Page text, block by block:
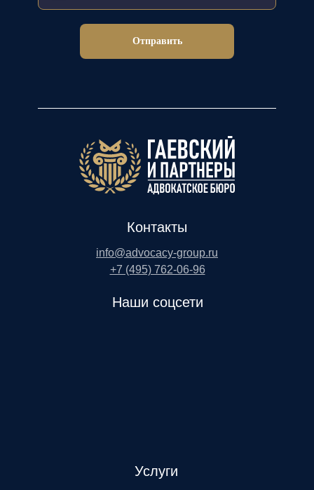
Отправить
Наши соцсети
Услуги
Контакты
info@advocacy-group.ru
+7 (495) 762-06-96